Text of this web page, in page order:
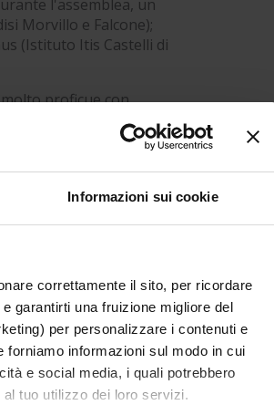
Informazioni sui cookie
correttamente il sito, per ricordare
garantirti una fruizione migliore del
per personalizzare i contenuti e
forniamo informazioni sul modo in cui
e social media, i quali potrebbero
tuo utilizzo dei loro servizi.
l'assemblea, un
Morvillo e Falcone);
(Istituto Itis Castelli di
proficue con